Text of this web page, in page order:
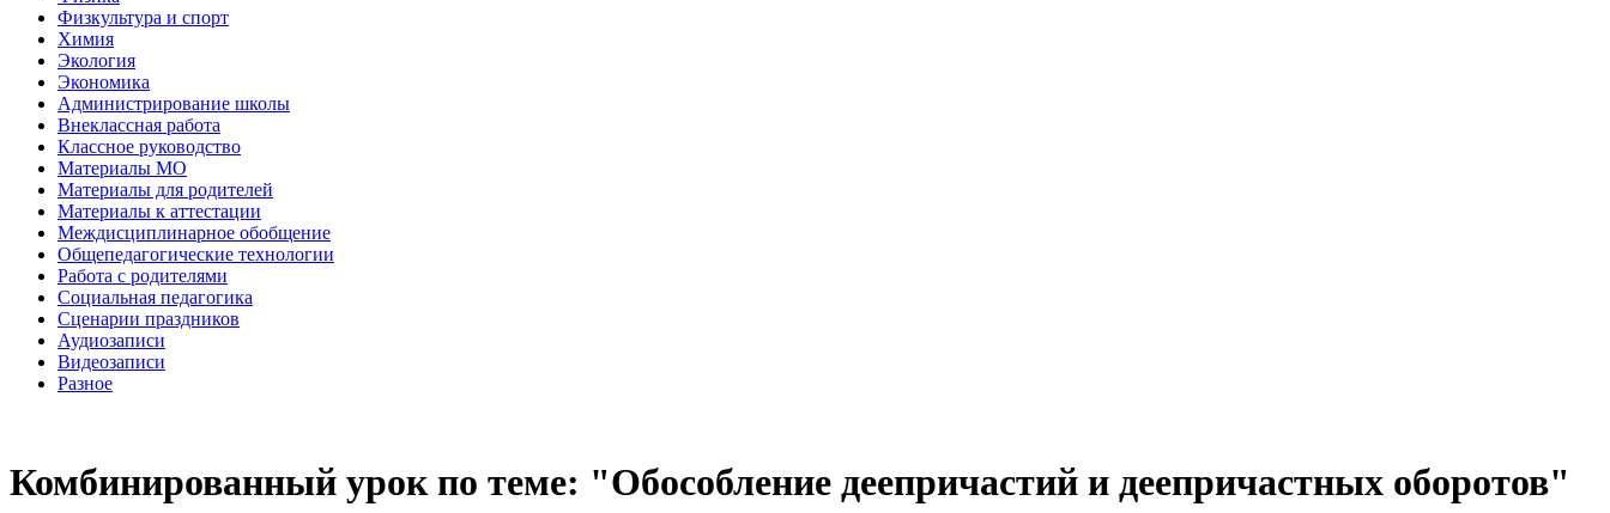
Физкультура и спорт
Химия
Экология
Экономика
Администрирование школы
Внеклассная работа
Классное руководство
Материалы МО
Материалы для родителей
Материалы к аттестации
Междисциплинарное обобщение
Общепедагогические технологии
Работа с родителями
Социальная педагогика
Сценарии праздников
Аудиозаписи
Видеозаписи
Разное
Комбинированный урок по теме: "Обособление деепричастий и деепричастных оборотов"